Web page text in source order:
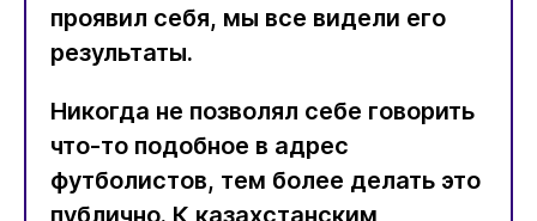
проявил себя, мы все видели его
результаты.
Никогда не позволял себе говорить
что-то подобное в адрес
футболистов, тем более делать это
публично. К казахстанским